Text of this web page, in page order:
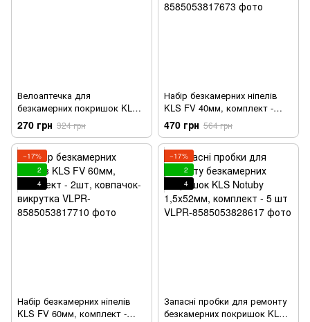
Велоаптечка для
безкамерних покришок KLS
Repair kit
270 грн 324 грн
Набір безкамерних ніпелів
KLS FV 40мм, комплект -
2шт, ковпачок-викрутка
470 грн 564 грн
−17%
2
4
Набір безкамерних ніпелів
KLS FV 60мм, комплект -
−17%
2
4
Запасні пробки для ремонту
безкамерних покришок KLS